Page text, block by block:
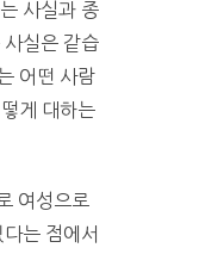
사실과 종
실은 같습
어떤 사람
게 대하는
여성으로
는 점에서